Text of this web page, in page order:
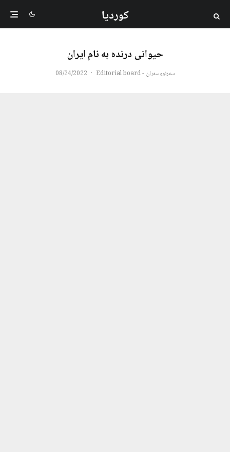
کوردیا
حیوانی درنده به نام ایران
سەرنووسەران - Editorial board ·
08/24/2022